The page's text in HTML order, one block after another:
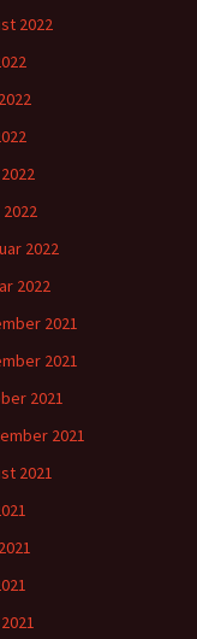
2022
2022
2022
2021
2021
2021
2021
2021